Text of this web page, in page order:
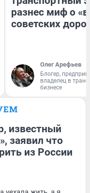
разнес миф о
советских
Олег Арефьев
Блогер,
владелец в
бизнесе
известный
заявил что
из России